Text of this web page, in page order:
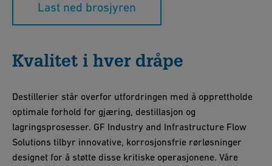
Last ned brosjyren
Kvalitet i hver dråpe
Destillerier står overfor utfordringen med å opprettholde
optimale forhold for gjæring, destillasjon og
lagringsprosesser. GF Industry and Infrastructure Flow
Solutions tilbyr innovative, korrosjonsfrie rørløsninger
designet for å støtte disse kritiske operasjonene. Våre